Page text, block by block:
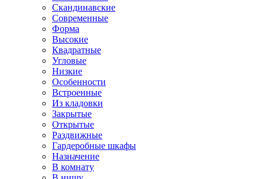
Скандинавские
Современные
Форма
Высокие
Квадратные
Угловые
Низкие
Особенности
Встроенные
Из кладовки
Закрытые
Открытые
Раздвижные
Гардеробные шкафы
Назначение
В комнату